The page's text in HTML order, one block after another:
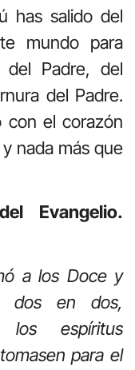
has salido del
mundo para
del Padre, del
del Padre.
con el corazón
nada más que
Evangelio.
a los Doce y
dos en dos,
los espíritus
para el